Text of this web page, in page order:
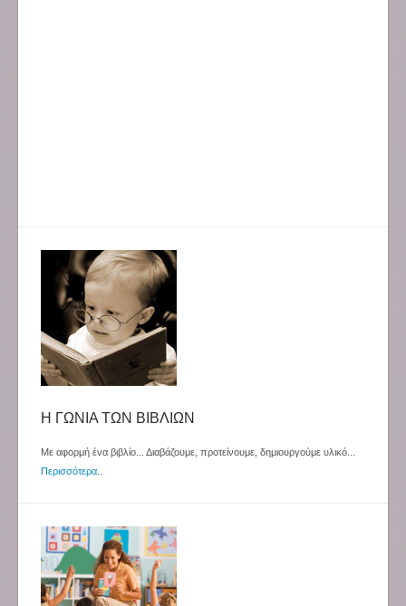
Η ΓΩΝΙΑ ΤΩΝ ΒΙΒΛΙΩΝ
Με αφορμή ένα βιβλίο... Διαβάζουμε, προτείνουμε, δημιουργούμε υλικό...
Περισσότερα